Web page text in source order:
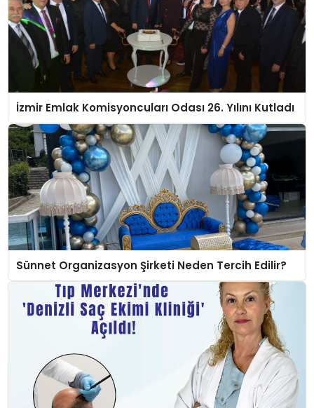
İzmir Emlak Komisyoncuları Odası 26. Yılını Kutladı
Sünnet Organizasyon Şirketi Neden Tercih Edilir?